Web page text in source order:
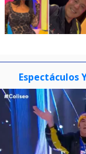
Espectáculos